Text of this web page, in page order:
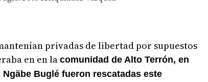
privadas de libertad por supuestos
en en la comunidad de Alto Terrón, en
Ngäbe Buglé fueron rescatadas este